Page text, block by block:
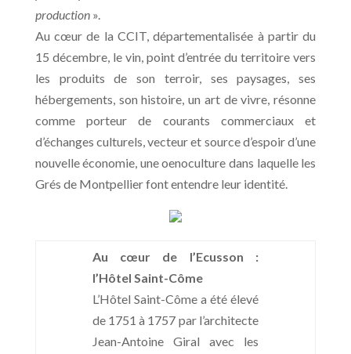
production ».
Au cœur de la CCIT, départementalisée à partir du
15 décembre, le vin, point d’entrée du territoire vers
les produits de son terroir, ses paysages, ses
hébergements, son histoire, un art de vivre, résonne
comme porteur de courants commerciaux et
d’échanges culturels, vecteur et source d’espoir d’une
nouvelle économie, une oenoculture dans laquelle les
Grés de Montpellier font entendre leur identité.
Au cœur de l’Ecusson :
l’Hôtel Saint-Côme
L’Hôtel Saint-Côme a été élevé
de 1751 à 1757 par l’architecte
Jean-Antoine Giral avec les